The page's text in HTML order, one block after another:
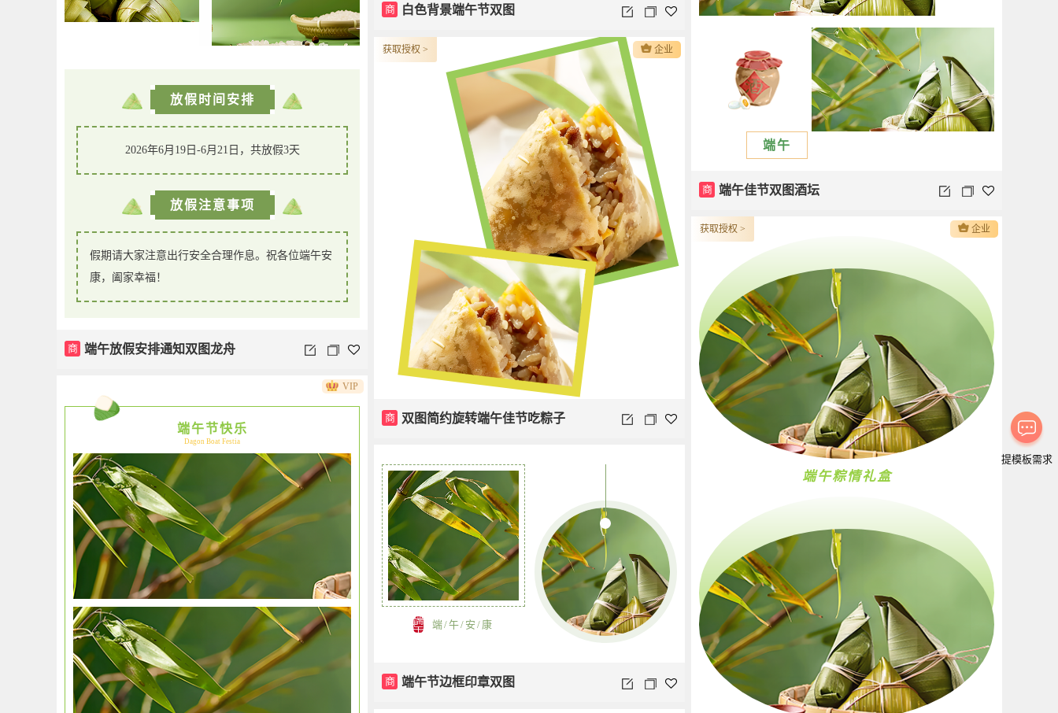
商 白色背景端午节双图
放假时间安排
2026年6月19日-6月21日，共放假3天
放假注意事项
假期请大家注意出行安全合理作息。祝各位端午安
康，阖家幸福！
商 端午放假安排通知双图龙舟
端午
商 端午佳节双图酒坛
商 双图简约旋转端午佳节吃粽子
获取授权 > 企业
端午粽情礼盒
获取授权 > 企业
端午节快乐
Dagon Boat Festia
VIP
端/午/安/康
商 端午节边框印章双图
提模板需求